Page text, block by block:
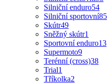
Silniční enduro54
Silniční sportovní85
Skútr49
Sněžný skútr1
Sportovní enduro13
Supermoto9
Terénní (cross)38
Trial1
Tříkolka2